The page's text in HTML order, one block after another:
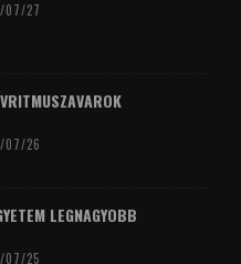
07/27
07/26
LEGNAGYOBB
07/25